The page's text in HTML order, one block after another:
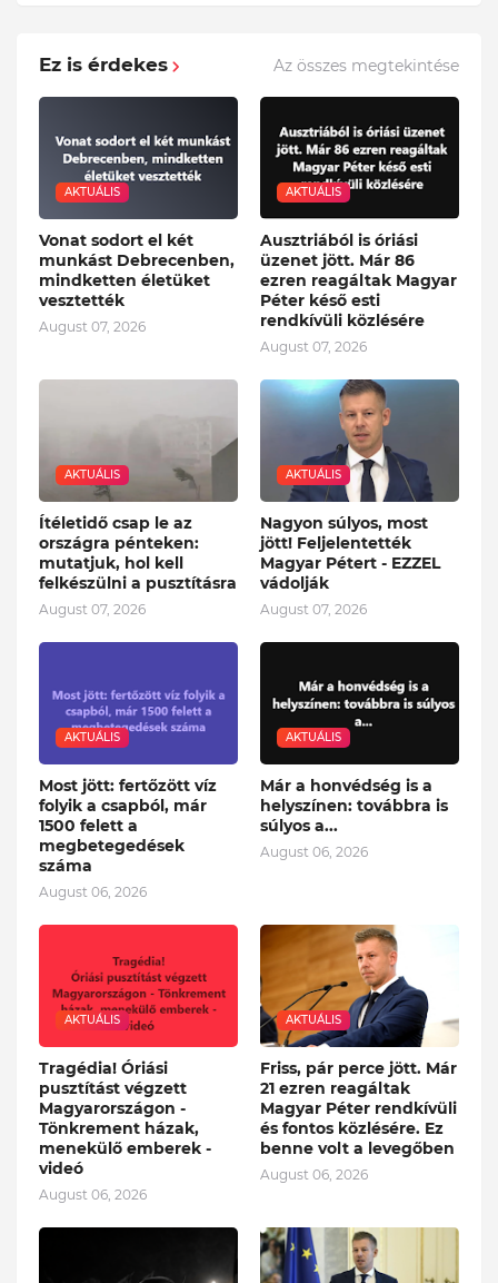
Ez is érdekes Az összes megtekintése
AKTUÁLIS
Vonat sodort el két
munkást Debrecenben,
mindketten életüket
vesztették
August 07, 2026
AKTUÁLIS
Ausztriából is óriási
üzenet jött. Már 86
ezren reagáltak Magyar
Péter késő esti
rendkívüli közlésére
August 07, 2026
AKTUÁLIS
Ítéletidő csap le az
országra pénteken:
mutatjuk, hol kell
felkészülni a pusztításra
August 07, 2026
AKTUÁLIS
Nagyon súlyos, most
jött! Feljelentették
Magyar Pétert - EZZEL
vádolják
August 07, 2026
AKTUÁLIS
Most jött: fertőzött víz
folyik a csapból, már
1500 felett a
megbetegedések
száma
August 06, 2026
AKTUÁLIS
Már a honvédség is a
helyszínen: továbbra is
súlyos a...
August 06, 2026
AKTUÁLIS
Tragédia! Óriási
pusztítást végzett
Magyarországon -
Tönkrement házak,
menekülő emberek -
videó
August 06, 2026
AKTUÁLIS
Friss, pár perce jött. Már
21 ezren reagáltak
Magyar Péter rendkívüli
és fontos közlésére. Ez
benne volt a levegőben
August 06, 2026